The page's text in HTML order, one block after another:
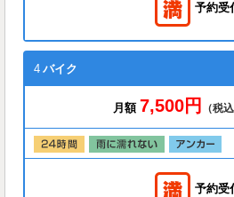
予約受
4 バイク
月額 7,500円 （税
予約受